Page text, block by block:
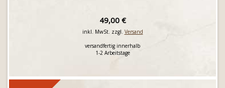
49,00 €
inkl. MwSt. zzgl. Versand
versandfertig innerhalb
1-2 Arbeitstage